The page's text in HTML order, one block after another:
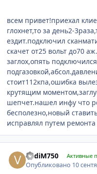
всем привет!приехал
глохнет,то за день2-
ездит.подключил
скачет от25 вольт до70
заглох,опять
стоит112кпа,ошибка
крутящим
шепчет.нашел инфу что
бесполезно,новый
исправлял путем ремонта
VadiM750 Активные
Опубликовано 10